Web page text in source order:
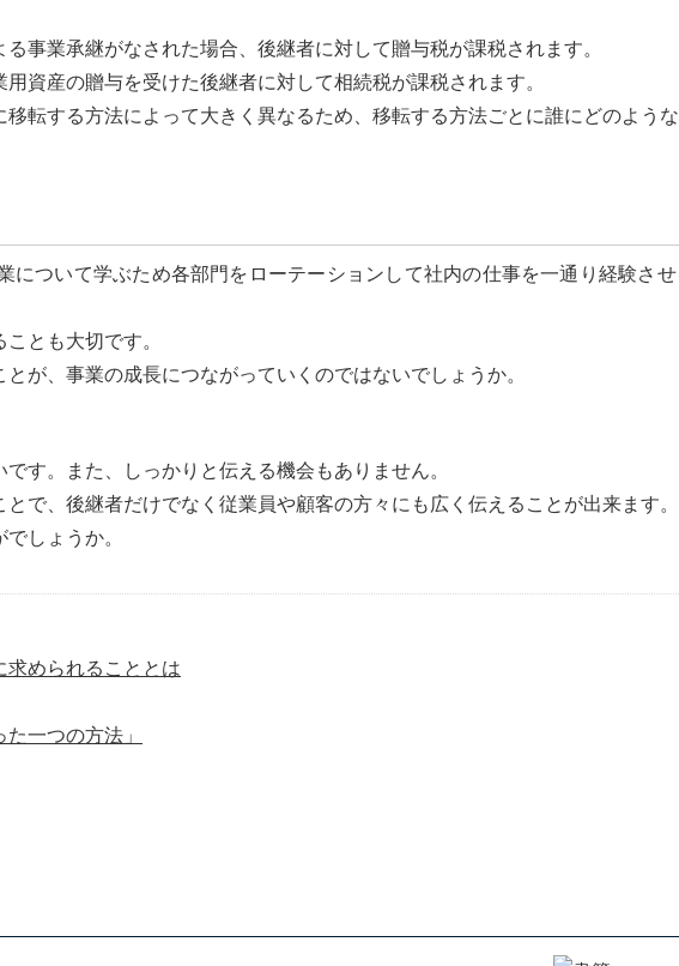
事業承継がなされた場合、後継者に対して贈与税が課税されます。
資産の贈与を受けた後継者に対して相続税が課税されます。
転する方法によって大きく異なるため、移転する方法ごとに誰にどのよう
について学ぶため各部門をローテーションして社内の仕事を一通り経験さ
とも大切です。
が、事業の成長につながっていくのではないでしょうか。
す。また、しっかりと伝える機会もありません。
で、後継者だけでなく従業員や顧客の方々にも広く伝えることが出来ます。
しょうか。
求められることとは
一つの方法」